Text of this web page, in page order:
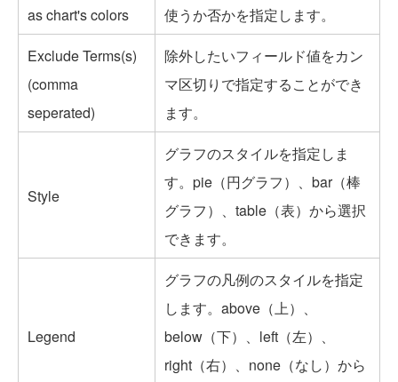
as chart's colors
使うか否かを指定します。
Exclude Terms(s)
(comma
seperated)
除外したいフィールド値をカン
マ区切りで指定することができ
ます。
Style
グラフのスタイルを指定しま
す。pie（円グラフ）、bar（棒
グラフ）、table（表）から選択
できます。
Legend
グラフの凡例のスタイルを指定
します。above（上）、
below（下）、left（左）、
right（右）、none（なし）から